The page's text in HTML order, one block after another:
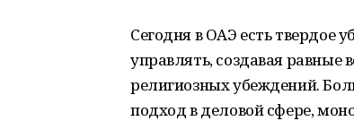
Сегодня в ОАЭ есть твердое
управлять, создавая равные
религиозных убеждений.
подход в деловой сфере,